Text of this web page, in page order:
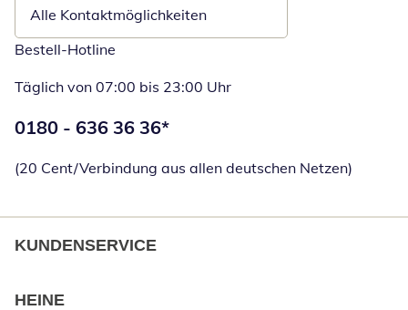
Alle Kontaktmöglichkeiten
Bestell-Hotline
Täglich von 07:00 bis 23:00 Uhr
Telefonnummer:
0180 - 636 36 36*
(20 Cent/Verbindung aus allen deutschen Netzen)
KUNDENSERVICE
HEINE